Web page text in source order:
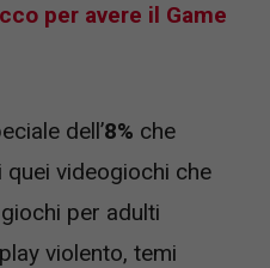
per avere il Game
dell’8% che
videogiochi che
per adulti
violento, temi